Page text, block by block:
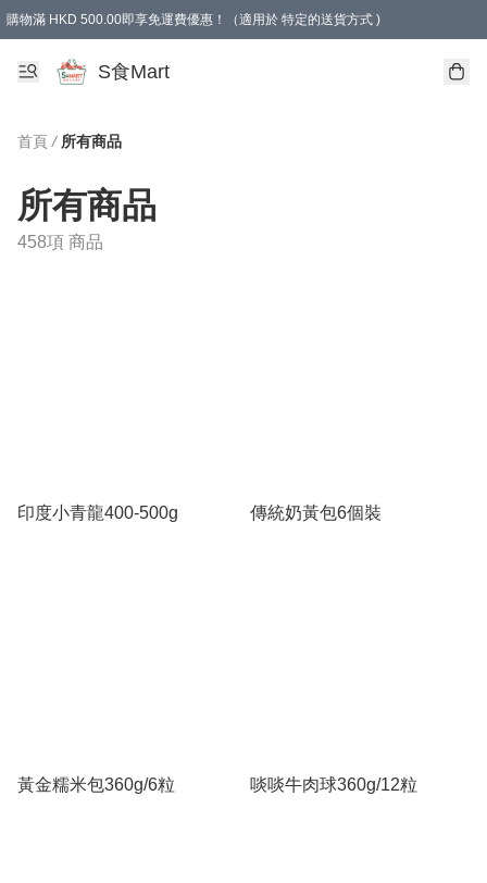
購物滿 HKD 500.00即享免運費優惠！（適用於 特定的送貨方式 )
S食Mart
首頁 / 所有商品
所有商品
458項 商品
印度小青龍400-500g 傳統奶黃包6個裝
黃金糯米包360g/6粒 啖啖牛肉球360g/12粒